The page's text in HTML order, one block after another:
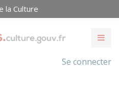
la Culture
Se connecter